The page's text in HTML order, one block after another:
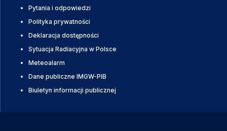
Pytania i odpowiedzi
Polityka prywatności
Deklaracja dostępności
Sytuacja Radiacyjna w Polsce
Meteoalarm
Dane publiczne IMGW-PIB
Biuletyn informacji publicznej